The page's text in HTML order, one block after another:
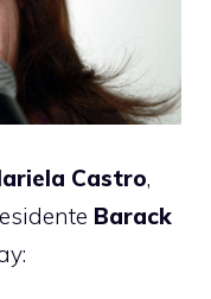
Castro,
Barack